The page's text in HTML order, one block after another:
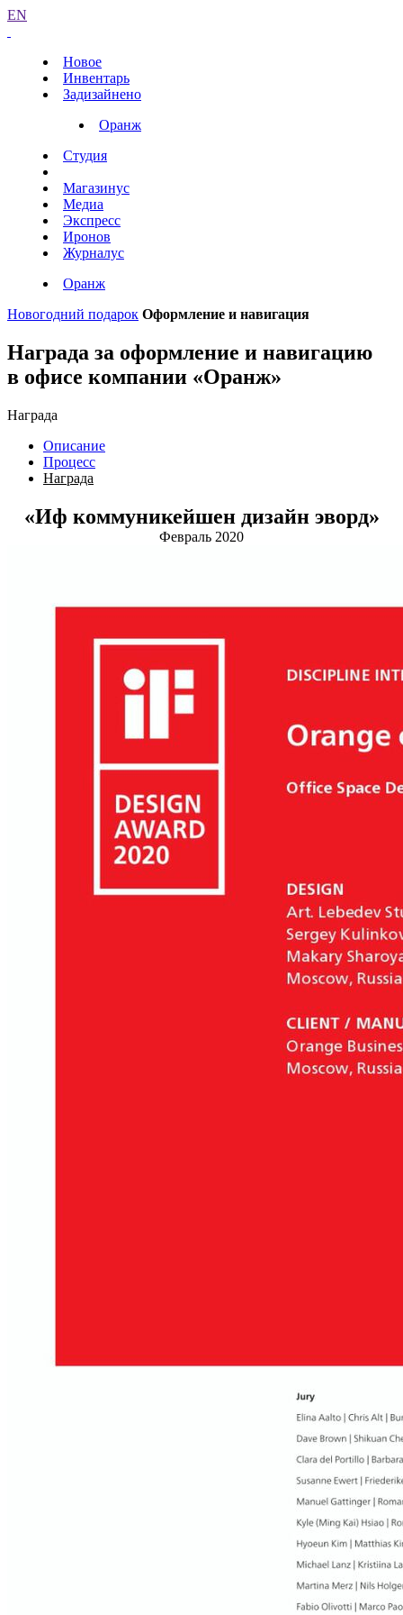
EN
Новое
Инвентарь
Задизайнено
Оранж
Студия
Магазинус
Медиа
Экспресс
Иронов
Журналус
Оранж
Новогодний подарок Оформление и навигация
Награда за оформление и навигацию
в офисе компании «Оранж»
Награда
Описание
Процесс
Награда
«Иф коммуникейшен дизайн эворд»
Февраль 2020